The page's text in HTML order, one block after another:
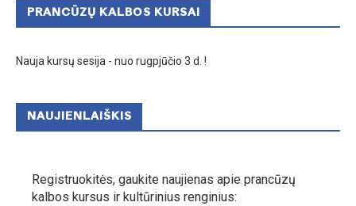
PRANCŪZŲ KALBOS KURSAI
Nauja kursų sesija - nuo rugpjūčio 3 d. !
NAUJIENLAIŠKIS
Registruokitės, gaukite naujienas apie prancūzų
kalbos kursus ir kultūrinius renginius: